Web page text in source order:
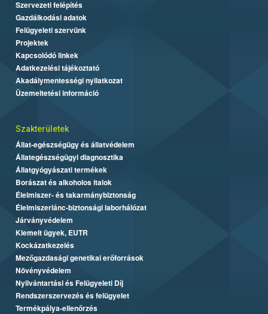
Szervezeti felépítés
Gazdálkodási adatok
Felügyeleti szervünk
Projektek
Kapcsolódó linkek
Adatkezelési tájékoztató
Akadálymentességi nyilatkozat
Üzemeltetési információ
Szakterületek
Állat-egészségügy és állatvédelem
Állategészségügyi diagnosztika
Állatgyógyászati termékek
Borászat és alkoholos italok
Élelmiszer- és takarmánybiztonság
Élelmiszerlánc-biztonsági laborhálózat
Járványvédelem
Kiemelt ügyek, EUTR
Kockázatkezelés
Mezőgazdasági genetikai erőforrások
Növényvédelem
Nyilvántartási és Felügyeleti Díj
Rendszerszervezés és felügyelet
Termékpálya-ellenőrzés